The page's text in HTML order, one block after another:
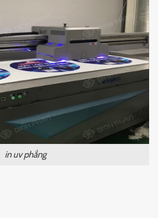
in uv phẳng